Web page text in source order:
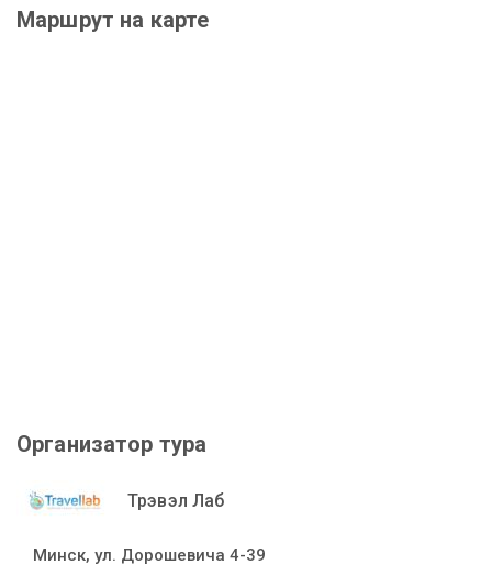
Маршрут на карте
Организатор тура
Трэвэл Лаб
Минск, ул. Дорошевича 4-39